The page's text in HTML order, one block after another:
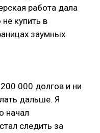
работа дала
купить в
заумных
000 долгов и ни
дальше. Я
начал
следить за